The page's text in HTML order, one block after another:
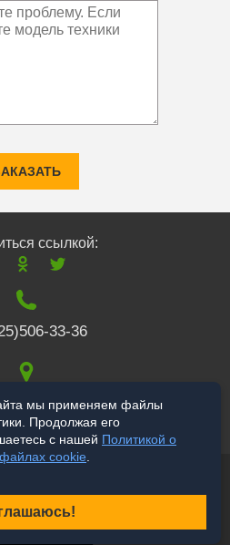
ссылкой:
33-36
,г. Москва,
ш., 132
сайта
мы применяем файлы
Продолжая его
с нашей Политикой о
cookie